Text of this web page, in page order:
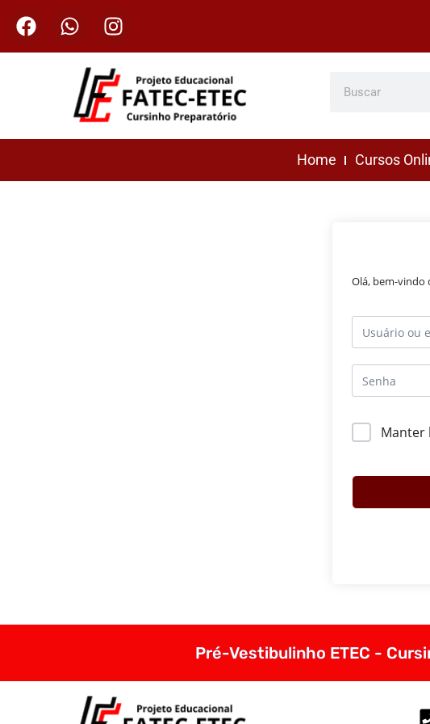
Home Cursos
Olá, bem-vindo
Manter
Pré-Vestibulinho ETEC -